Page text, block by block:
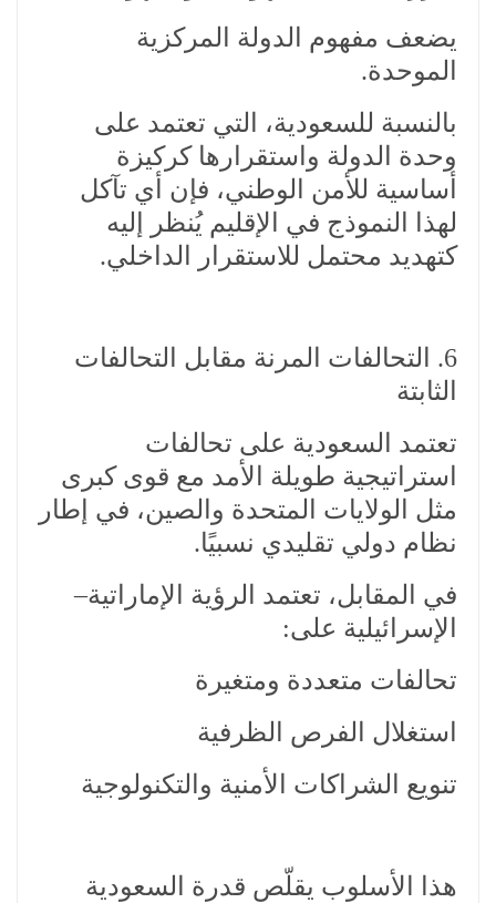
يضعف مفهوم الدولة المركزية
الموحدة.
بالنسبة للسعودية، التي تعتمد على
وحدة الدولة واستقرارها كركيزة
أساسية للأمن الوطني، فإن أي تآكل
لهذا النموذج في الإقليم يُنظر إليه
كتهديد محتمل للاستقرار الداخلي.
6. التحالفات المرنة مقابل التحالفات
الثابتة
تعتمد السعودية على تحالفات
استراتيجية طويلة الأمد مع قوى كبرى
مثل الولايات المتحدة والصين، في إطار
نظام دولي تقليدي نسبيًا.
في المقابل، تعتمد الرؤية الإماراتية–
الإسرائيلية على:
تحالفات متعددة ومتغيرة
استغلال الفرص الظرفية
تنويع الشراكات الأمنية والتكنولوجية
هذا الأسلوب يقلّص قدرة السعودية